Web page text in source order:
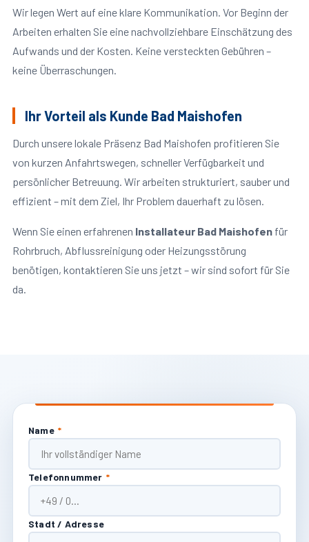
Wir legen Wert auf eine klare Kommunikation. Vor Beginn der
Arbeiten erhalten Sie eine nachvollziehbare Einschätzung des
Aufwands und der Kosten. Keine versteckten Gebühren –
keine Überraschungen.
Ihr Vorteil als Kunde Bad Maishofen
Durch unsere lokale Präsenz Bad Maishofen profitieren Sie
von kurzen Anfahrtswegen, schneller Verfügbarkeit und
persönlicher Betreuung. Wir arbeiten strukturiert, sauber und
effizient – mit dem Ziel, Ihr Problem dauerhaft zu lösen.
Wenn Sie einen erfahrenen Installateur Bad Maishofenfür
Rohrbruch, Abflussreinigung oder Heizungsstörung
benötigen, kontaktieren Sie uns jetzt – wir sind sofort für Sie
da.
Name *
Telefonnummer *
Stadt / Adresse